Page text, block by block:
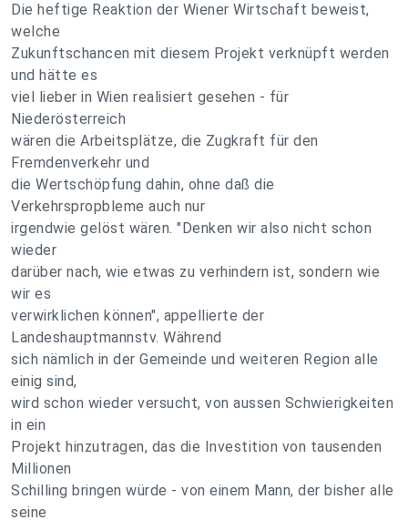
Die heftige Reaktion der Wiener Wirtschaft beweist,
welche
Zukunftschancen mit diesem Projekt verknüpft werden
und hätte es
viel lieber in Wien realisiert gesehen - für
Niederösterreich
wären die Arbeitsplätze, die Zugkraft für den
Fremdenverkehr und
die Wertschöpfung dahin, ohne daß die
Verkehrspropbleme auch nur
irgendwie gelöst wären. "Denken wir also nicht schon
wieder
darüber nach, wie etwas zu verhindern ist, sondern wie
wir es
verwirklichen können", appellierte der
Landeshauptmannstv. Während
sich nämlich in der Gemeinde und weiteren Region alle
einig sind,
wird schon wieder versucht, von aussen Schwierigkeiten
in ein
Projekt hinzutragen, das die Investition von tausenden
Millionen
Schilling bringen würde - von einem Mann, der bisher alle
seine